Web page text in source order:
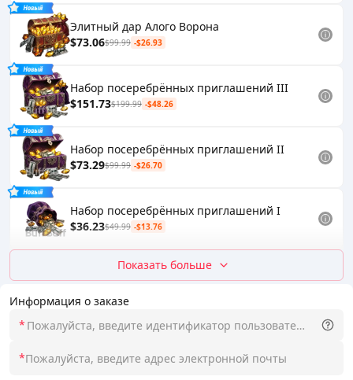
Информация о заказе
*
*
Элитный дар Алого Ворона
$73.06$99.99 -$26.93
Набор посеребрённых приглашений III
$151.73$199.99 -$48.26
Набор посеребрённых приглашений II
$73.29$99.99 -$26.70
Набор посеребрённых приглашений I
$36.23$49.99 -$13.76
Показать больше